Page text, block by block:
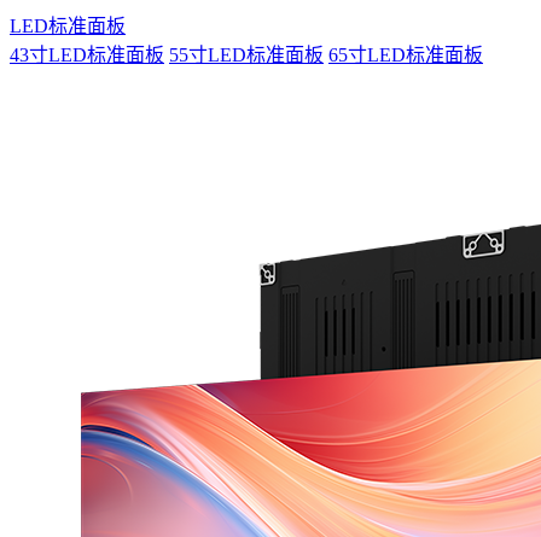
LED标准面板
43寸LED标准面板 55寸LED标准面板 65寸LED标准面板